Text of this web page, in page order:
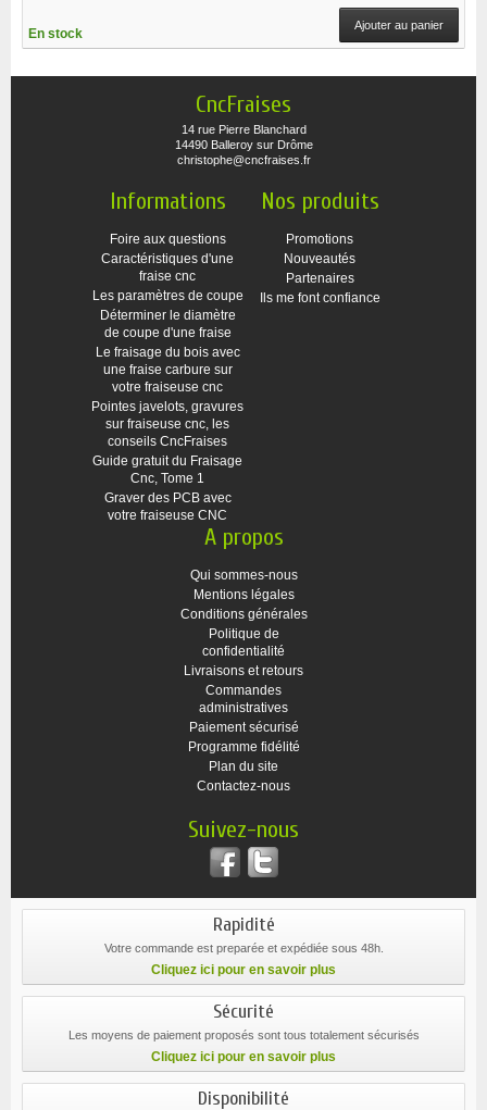
En stock
Ajouter au panier
CncFraises
14 rue Pierre Blanchard
14490 Balleroy sur Drôme
christophe@cncfraises.fr
Informations
Foire aux questions
Caractéristiques d'une
fraise cnc
Les paramètres de coupe
Déterminer le diamètre
de coupe d'une fraise
Le fraisage du bois avec
une fraise carbure sur
votre fraiseuse cnc
Pointes javelots, gravures
sur fraiseuse cnc, les
conseils CncFraises
Guide gratuit du Fraisage
Cnc, Tome 1
Graver des PCB avec
votre fraiseuse CNC
Nos produits
Promotions
Nouveautés
Partenaires
Ils me font confiance
A propos
Qui sommes-nous
Mentions légales
Conditions générales
Politique de
confidentialité
Livraisons et retours
Commandes
administratives
Paiement sécurisé
Programme fidélité
Plan du site
Contactez-nous
Suivez-nous
Rapidité
Votre commande est preparée et expédiée sous 48h.
Cliquez ici pour en savoir plus
Sécurité
Les moyens de paiement proposés sont tous totalement sécurisés
Cliquez ici pour en savoir plus
Disponibilité